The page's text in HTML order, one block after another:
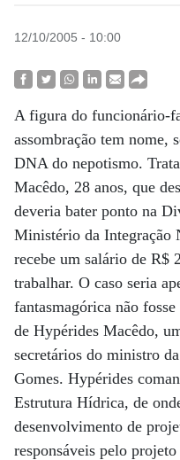
12/10/2005 - 10:00
A figura do funcionário-
assombração tem nome,
DNA do nepotismo.
Macêdo, 28 anos, que
deveria bater ponto na
Ministério da Integração
recebe um salário de R$
trabalhar. O caso seria
fantasmagórica não
de Hypérides Macêdo,
secretários do ministro
Gomes. Hypérides
Estrutura Hídrica, de
desenvolvimento de
responsáveis pelo